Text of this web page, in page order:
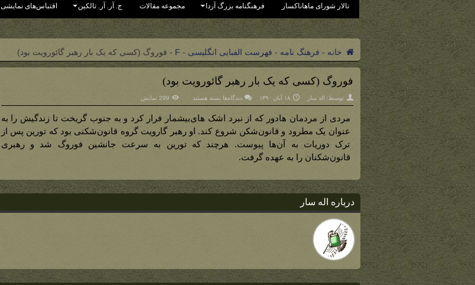
تالار شورای ماهاناکسار فرهنگنامه بزرگ آردا مجموعه مقالات ج. آر. آر. تالکین اقتباس‌های نمایشی
خانه - فرهنگ نامه - فهرست الفبایی انگلیسی -
F
- فوروگ (کسی که یک بار رهبر گائورویت بود)
فوروگ (کسی که یک بار رهبر گائورویت بود)
توسط: اله سار ۱۸ آبان ۱۳۹۰ دیدگاه‌ها برای
که
یک
بار
رهبر
گائورویت
بود)
بسته هستند 299 نمایش
مردی از مردمان هادور که از نبرد اشک های‌بیشمار فرار کرد و به جنوب گریخت تا زندگیش را به
عنوان یک مطرود و قانون‌شکن شروع کند. او رهبر گارویت گروه قانون‌شکنی بود که تورین پس از
ترک دوریات به آن‌ها پیوست. هرچند که تورین به سرعت جانشین فوروگ شد و رهبری
قانون‌شکنان را به عهده گرفت.
درباره اله سار